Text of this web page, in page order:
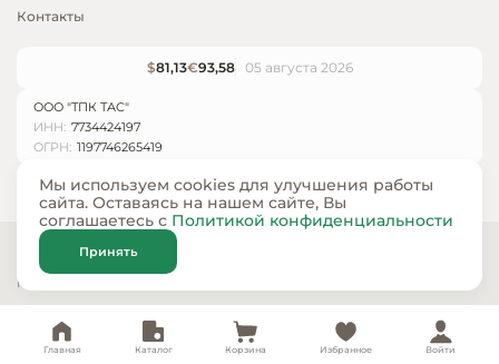
Главная Каталог Корзина Избранное Войти
Контакты
$81,13€93,58 05 августа 2026
ООО "ТПК ТАС"
ИНН: 7734424197
ОГРН: 1197746265419
© ООО «ТПК ТАС» 2024 — 2026
Карта сайта
Политика конфиденциальности
Мы используем cookies для улучшения работы
сайта. Оставаясь на нашем сайте, Вы
соглашаетесь с Политикой конфиденциальности
Принять